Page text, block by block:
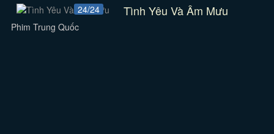
24/24 Tình Yêu Và Âm Mưu
Phim Trung Quốc